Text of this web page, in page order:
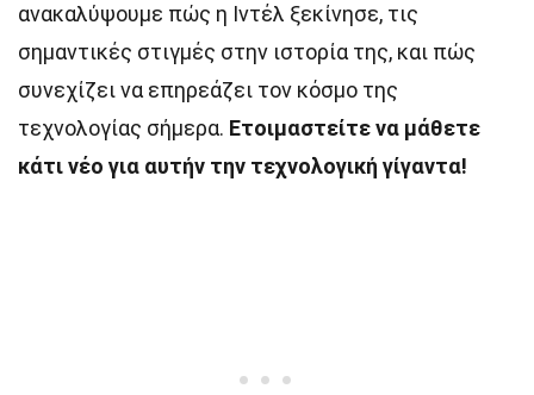
ανακαλύψουμε πώς η Ιντέλ ξεκίνησε, τις
σημαντικές στιγμές στην ιστορία της, και πώς
συνεχίζει να επηρεάζει τον κόσμο της
τεχνολογίας σήμερα. Ετοιμαστείτε να μάθετε
κάτι νέο για αυτήν την τεχνολογική γίγαντα!